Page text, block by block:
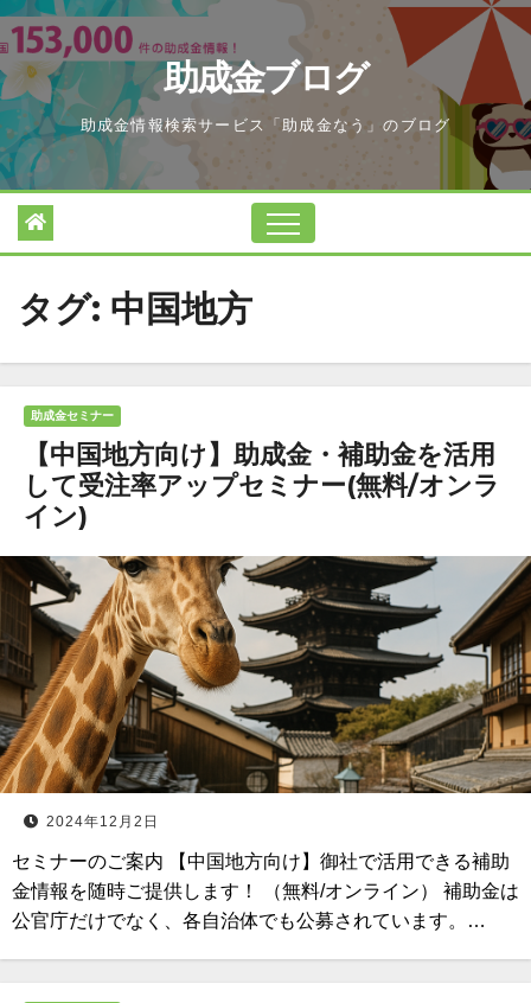
Skip
to
content
助成金ブログ
助成金情報検索サービス「助成金なう」のブログ
タグ: 中国地方
助成金セミナー
【中国地方向け】助成金・補助金を活用
して受注率アップセミナー(無料/オンラ
イン)
2024年12月2日
セミナーのご案内 【中国地方向け】御社で活用できる補助
金情報を随時ご提供します！ （無料/オンライン） 補助金は
公官庁だけでなく、各自治体でも公募されています。…